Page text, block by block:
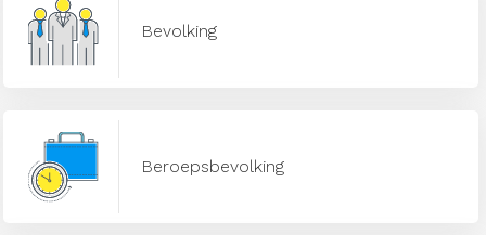
Bevolking
Beroepsbevolking